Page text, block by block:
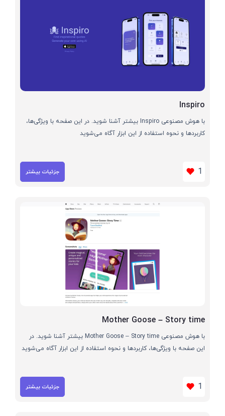
Inspiro
با هوش مصنوعی Inspiro بیشتر آشنا شوید. در این صفحه با ویژگی‌ها،
کاربردها و نحوه استفاده از این ابزار آگاه می‌شوید
1 جزئیات بیشتر
Mother Goose – Story time
با هوش مصنوعی Mother Goose – Story time بیشتر آشنا شوید. در
این صفحه با ویژگی‌ها، کاربردها و نحوه استفاده از این ابزار آگاه می‌شوید
1 جزئیات بیشتر